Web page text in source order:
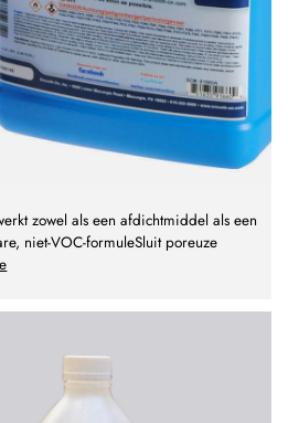
zowel als een afdichtmiddel als een
niet-VOC-formuleSluit poreuze